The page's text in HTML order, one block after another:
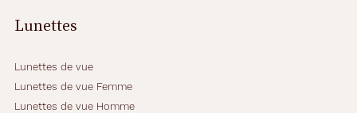
Lunettes
Lunettes de vue
Lunettes de vue Femme
Lunettes de vue Homme